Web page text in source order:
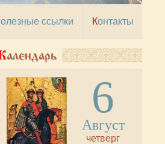
Полезные ссылки Контакты
Календарь
6
Август
четверг